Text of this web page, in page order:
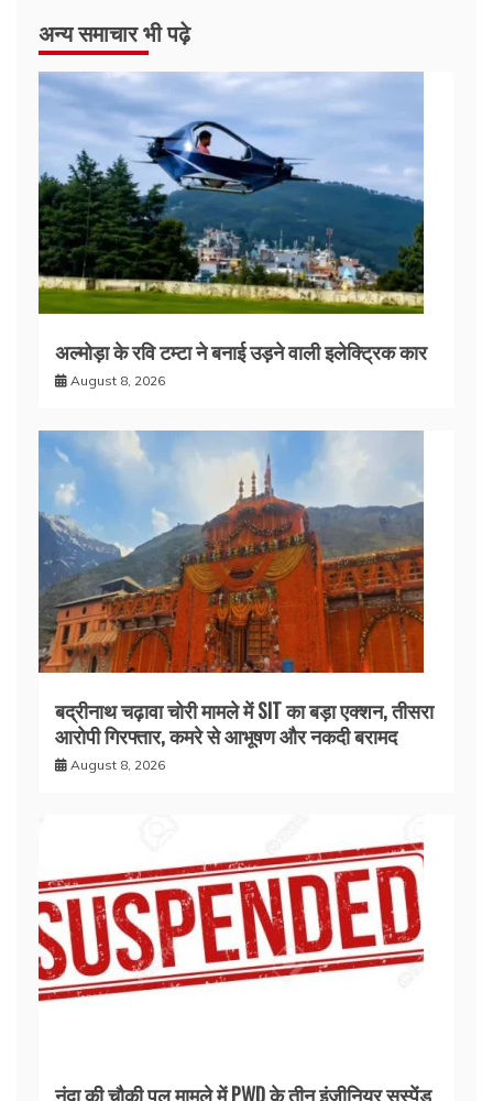
अन्य समाचार भी पढ़े
अल्मोड़ा के रवि टम्टा ने बनाई उड़ने वाली इलेक्ट्रिक कार
August 8, 2026
बद्रीनाथ चढ़ावा चोरी मामले में SIT का बड़ा एक्शन, तीसरा
आरोपी गिरफ्तार, कमरे से आभूषण और नकदी बरामद
August 8, 2026
नंदा की चौकी पुल मामले में PWD के तीन इंजीनियर सस्पेंड